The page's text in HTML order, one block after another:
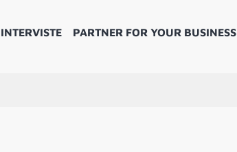
INTERVISTE PARTNER FOR YOUR BUSINESS